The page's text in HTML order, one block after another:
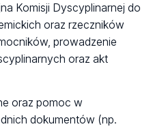
Komisji Dyscyplinarnej do
oraz rzeczników
prowadzenie
oraz akt
oraz pomoc w
dokumentów (np.